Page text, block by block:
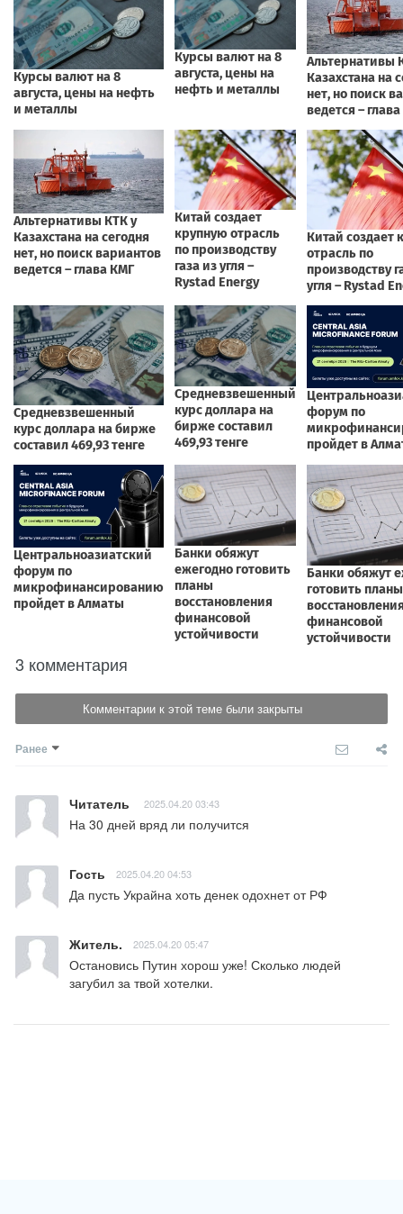
3 комментария
Комментарии к этой теме были закрыты
Ранее
Читатель 2025.04.20 03:43
На 30 дней вряд ли получится
Гость 2025.04.20 04:53
Да пусть Украйна хоть денек одохнет от РФ
Житель. 2025.04.20 05:47
Остановись Путин хорош уже! Сколько людей
загубил за твой хотелки.